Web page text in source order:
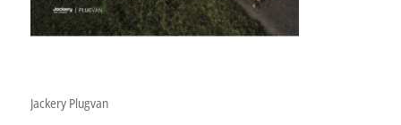
Jackery Plugvan